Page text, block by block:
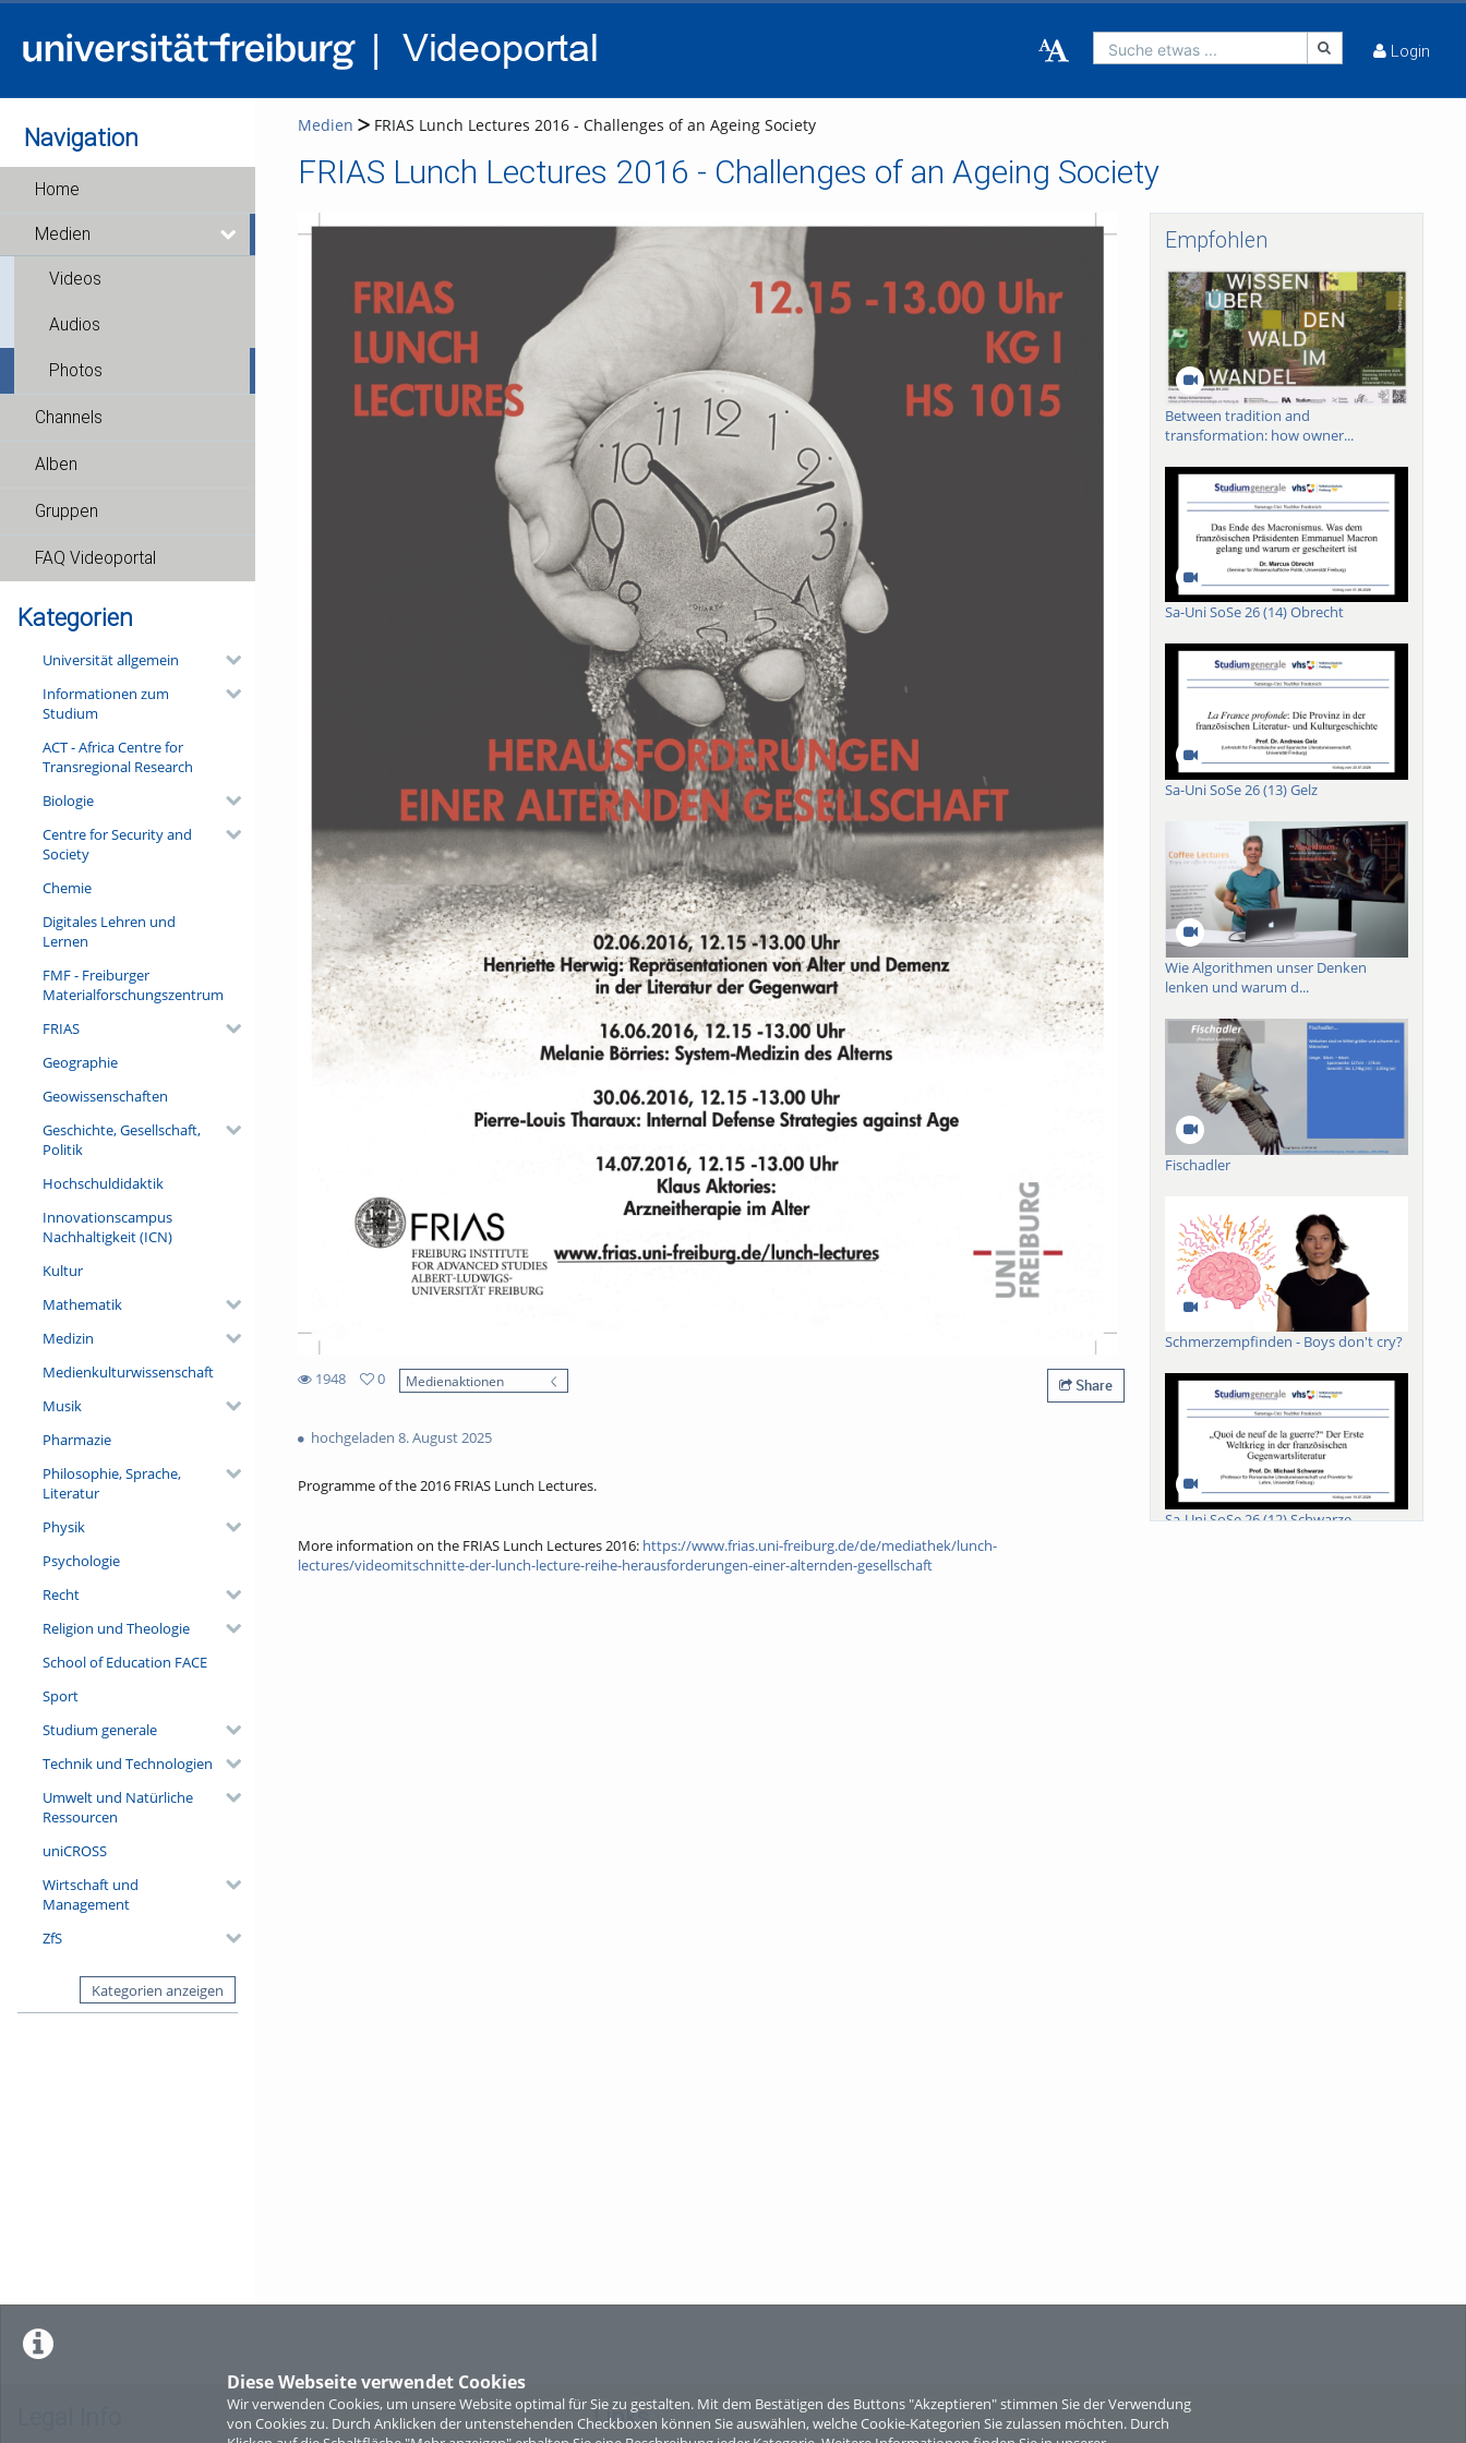
Diese Webseite verwendet Cookies
Wir verwenden Cookies, um unsere Website optimal für Sie zu gestalten. Mit dem Bestätigen des Buttons "Akzeptieren" stimmen Sie der Verwendung
von Cookies zu. Durch Anklicken der untenstehenden Checkboxen können Sie auswählen, welche Cookie-Kategorien Sie zulassen möchten. Durch
Suche etwas ... Login
Navigation
Home
Medien
Videos
Audios
Photos
Channels
Alben
Gruppen
FAQ Videoportal
Kategorien
Universität allgemein
Informationen zum
Studium
ACT - Africa Centre for
Transregional Research
Biologie
Centre for Security and
Society
Chemie
Digitales Lehren und
Lernen
FMF - Freiburger
Materialforschungszentrum
FRIAS
Geographie
Geowissenschaften
Geschichte, Gesellschaft,
Politik
Hochschuldidaktik
Innovationscampus
Nachhaltigkeit (ICN)
Kultur
Mathematik
Medizin
Medienkulturwissenschaft
Musik
Pharmazie
Philosophie, Sprache,
Literatur
Physik
Psychologie
Recht
Religion und Theologie
School of Education FACE
Sport
Studium generale
Technik und Technologien
Umwelt und Natürliche
Ressourcen
uniCROSS
Wirtschaft und
Management
ZfS
Kategorien anzeigen
Medien FRIAS Lunch Lectures 2016 - Challenges of an Ageing Society
FRIAS Lunch Lectures 2016 - Challenges of an Ageing Society
1948
0
Medienaktionen Share
hochgeladen 8. August 2025
Programme of the 2016 FRIAS Lunch Lectures.
More information on the FRIAS Lunch Lectures 2016: https://www.frias.uni-freiburg.de/de/mediathek/lunch-
lectures/videomitschnitte-der-lunch-lecture-reihe-herausforderungen-einer-alternden-gesellschaft
Empfohlen
Between tradition and
transformation: how owner...
Sa-Uni SoSe 26 (14) Obrecht
Sa-Uni SoSe 26 (13) Gelz
Wie Algorithmen unser Denken
lenken und warum d...
Fischadler
Schmerzempfinden - Boys don't cry?
Sa-Uni SoSe 26 (12) Schwarze
Links